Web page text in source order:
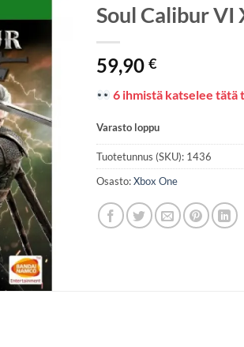
Soul Calibur VI
59,90€
6 ihmistä katselee
Varasto loppu
Tuotetunnus (SKU): 1436
Osasto:Xbox One